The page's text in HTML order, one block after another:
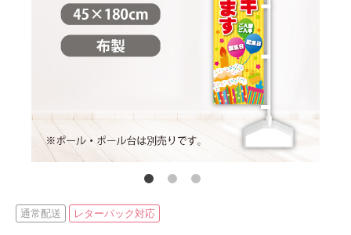
通常配送 レターパック対応